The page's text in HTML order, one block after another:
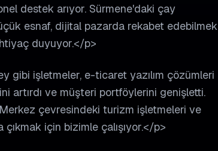
destek arıyor. Sürmene'daki çay
esnaf, dijital pazarda rekabet edebilmek
duyuyor.</p>
gibi işletmeler, e-ticaret yazılım çözümleri
artırdı ve müşteri portföylerini genişletti.
çevresindeki turizm işletmeleri ve
için bizimle çalışıyor.</p>